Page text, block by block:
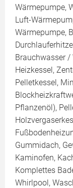
Wärmepumpe,
Luft-
Wärmepumpe,
Brauchwasser /
Heizkessel,
Pelletkessel,
Pflanzenöl),
Gummidach,
Kaminofen,
Komplettes
Whirlpool,